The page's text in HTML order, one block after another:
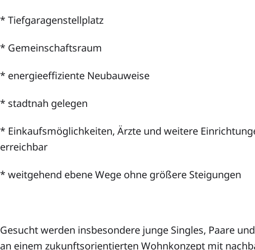
* Tiefgaragenstellplatz
* Gemeinschaftsraum
* energieeffiziente Neubauweise
* stadtnah gelegen
* Einkaufsmöglichkeiten, Ärzte und weitere
erreichbar
* weitgehend ebene Wege ohne größere Steigungen
Gesucht werden insbesondere junge Singles, Paare
an einem zukunftsorientierten Wohnkonzept mit